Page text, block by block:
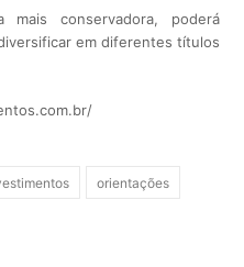
conservadora, poderá
em diferentes títulos
orientações